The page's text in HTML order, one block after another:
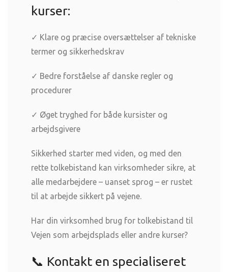
kurser:
✓ Klare og præcise oversættelser af tekniske
termer og sikkerhedskrav
✓ Bedre forståelse af danske regler og
procedurer
✓ Øget tryghed for både kursister og
arbejdsgivere
Sikkerhed starter med viden, og med den
rette tolkebistand kan virksomheder sikre, at
alle medarbejdere – uanset sprog – er rustet
til at arbejde sikkert på vejene.
Har din virksomhed brug for tolkebistand til
Vejen som arbejdsplads eller andre kurser?
📞 Kontakt en specialiseret